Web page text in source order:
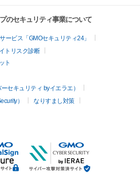
のセキュリティ事業について
ービス「GMOセキュリティ24」
トリスク診断
ト
セキュリティ byイエラエ）
）
なりすまし対策